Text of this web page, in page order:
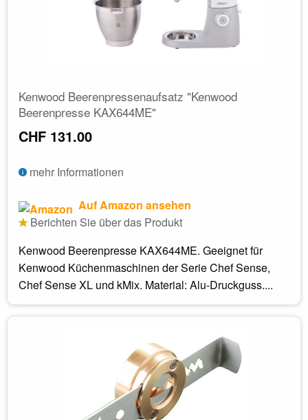
Kenwood Beerenpressenaufsatz "Kenwood
Beerenpresse KAX644ME"
CHF 131.00
mehr Informationen
Auf Amazon ansehen
Berichten Sie über das Produkt
Kenwood Beerenpresse KAX644ME. Geeignet für
Kenwood Küchenmaschinen der Serie Chef Sense,
Chef Sense XL und kMix. Material: Alu-Druckguss....